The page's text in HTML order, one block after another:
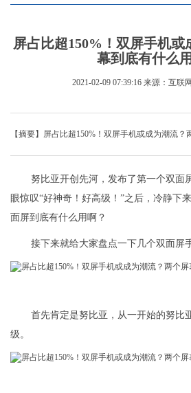
屏占比超150%！双屏手机或
幕到底有什么
2021-02-09 07:39:16 来源：互联网
【摘要】屏占比超150%！双屏手机或成为潮流？
努比亚开创先河，发布了第一个双面
眼惊叹“好神奇！好高级！”之后，冷静下
面屏到底有什么用啊？
接下来就给大家盘点一下几个双面屏
首先肯定是努比亚，从一开始的努比
级。